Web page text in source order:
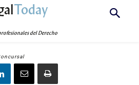
Today
del Derecho